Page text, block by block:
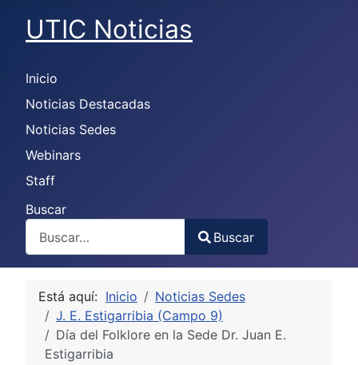
UTIC Noticias
Inicio
Noticias Destacadas
Noticias Sedes
Webinars
Staff
Buscar
Type 2 or more characters for results.
Buscar
Está aquí: Inicio
Noticias Sedes
J. E. Estigarribia (Campo 9)
Día del Folklore en la Sede Dr. Juan E.
Estigarribia